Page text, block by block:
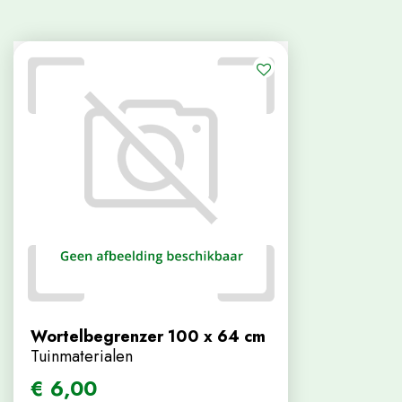
Wortelbegrenzer 100 x 64 cm
Tuinmaterialen
€ 6,00